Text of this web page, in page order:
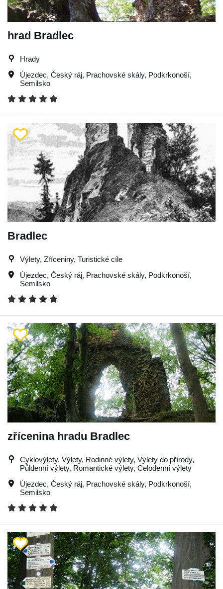
hrad Bradlec
Hrady
Újezdec, Český ráj, Prachovské skály, Podkrkonoší,
Semilsko
Bradlec
Výlety, Zříceniny, Turistické cíle
Újezdec, Český ráj, Prachovské skály, Podkrkonoší,
Semilsko
zřícenina hradu Bradlec
Cyklovýlety, Výlety, Rodinné výlety, Výlety do přírody,
Půldenní výlety, Romantické výlety, Celodenní výlety
Újezdec, Český ráj, Prachovské skály, Podkrkonoší,
Semilsko